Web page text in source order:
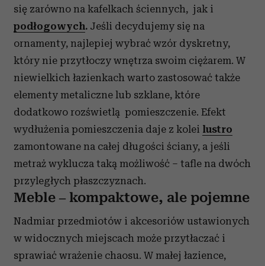
się zarówno na kafelkach ściennych, jak i
podłogowych. Jeśli decydujemy się na
ornamenty, najlepiej wybrać wzór dyskretny,
który nie przytłoczy wnętrza swoim ciężarem. W
niewielkich łazienkach warto zastosować także
elementy metaliczne lub szklane, które
dodatkowo rozświetlą pomieszczenie. Efekt
wydłużenia pomieszczenia daje z kolei lustro
zamontowane na całej długości ściany, a jeśli
metraż wyklucza taką możliwość – tafle na dwóch
przyległych płaszczyznach.
Meble – kompaktowe, ale pojemne
Nadmiar przedmiotów i akcesoriów ustawionych
w widocznych miejscach może przytłaczać i
sprawiać wrażenie chaosu. W małej łazience,